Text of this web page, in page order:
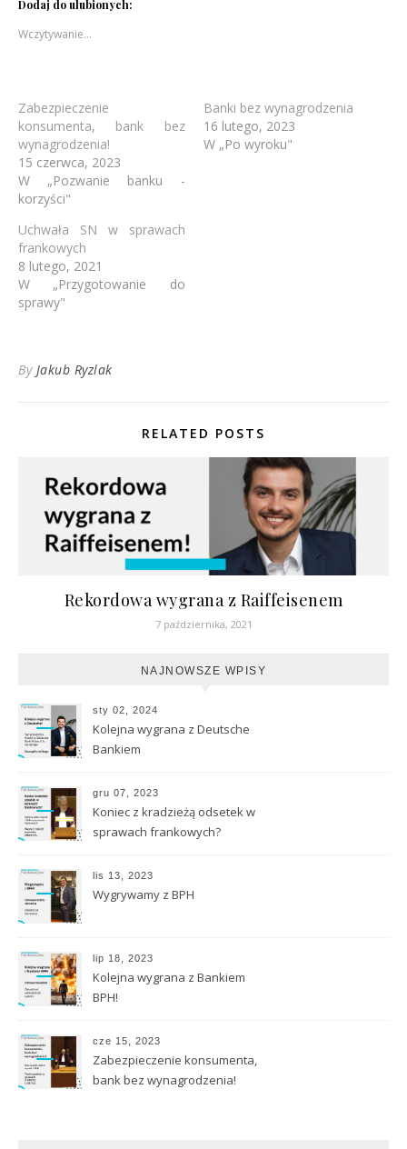
Dodaj do ulubionych:
Wczytywanie…
Zabezpieczenie
konsumenta, bank bez
wynagrodzenia!
15 czerwca, 2023
W „Pozwanie banku -
korzyści"
Banki bez wynagrodzenia
16 lutego, 2023
W „Po wyroku"
Uchwała SN w sprawach
frankowych
8 lutego, 2021
W „Przygotowanie do
sprawy"
By Jakub Ryzlak
RELATED POSTS
Rekordowa wygrana z Raiffeisenem
7 października, 2021
NAJNOWSZE WPISY
sty 02, 2024
Kolejna wygrana z Deutsche
Bankiem
gru 07, 2023
Koniec z kradzieżą odsetek w
sprawach frankowych?
lis 13, 2023
Wygrywamy z BPH
lip 18, 2023
Kolejna wygrana z Bankiem
BPH!
cze 15, 2023
Zabezpieczenie konsumenta,
bank bez wynagrodzenia!